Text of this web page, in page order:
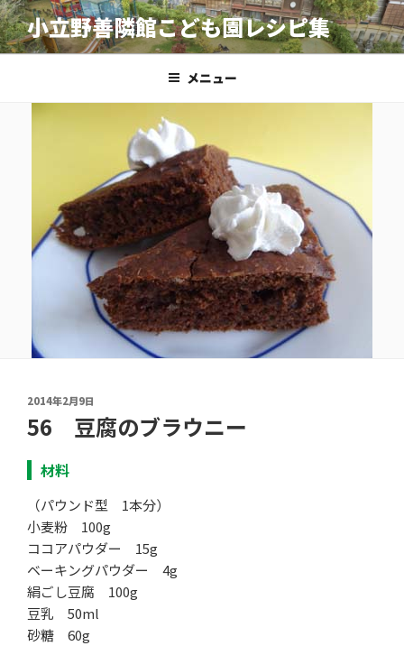
コ
ン
テ
小立野善隣館こども園レシピ集
メニュー
投
稿
日:
2014年2月9日
56 豆腐のブラウニー
材料
（パウンド型 1本分）
小麦粉 100g
ココアパウダー 15g
ベーキングパウダー 4g
絹ごし豆腐 100g
豆乳 50ml
砂糖 60g